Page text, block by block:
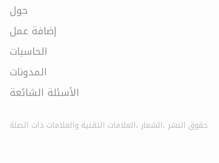
حول
إضافة عمل
الحاسبات
المدونات
الأسئلة الشائعة
حقوق النشر ،الشعار ،العلامات التقنية والعلامات ذات الصلة